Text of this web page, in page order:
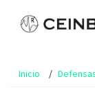
Inicio